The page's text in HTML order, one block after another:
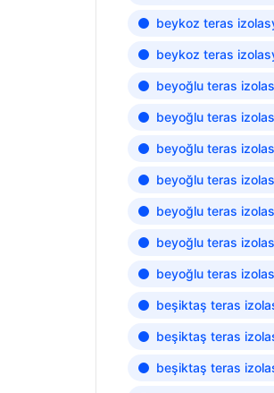
beykoz teras
beykoz teras
beyoğlu teras
beyoğlu teras
beyoğlu teras
beyoğlu teras
beyoğlu teras
beyoğlu teras
beyoğlu teras
beşiktaş teras
beşiktaş teras
beşiktaş teras